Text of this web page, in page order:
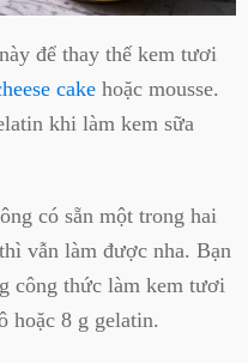
để thay thế kem tươi
cake hoặc mousse.
khi làm kem sữa
có sẵn một trong hai
vẫn làm được nha. Bạn
công thức làm kem tươi
hoặc 8 g gelatin.